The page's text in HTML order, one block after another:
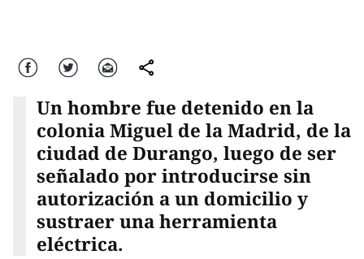
Facebook Twitter Correo comparte
Un hombre fue detenido en la
colonia Miguel de la Madrid, de la
ciudad de Durango, luego de ser
señalado por introducirse sin
autorización a un domicilio y
sustraer una herramienta
eléctrica.